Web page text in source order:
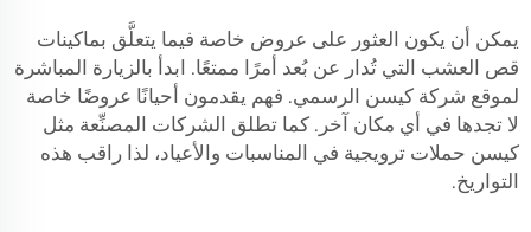
يمكن أن يكون العثور على عروض خاصة فيما يتعلَّق بماكينات
قص العشب التي تُدار عن بُعد أمرًا ممتعًا. ابدأ بالزيارة المباشرة
لموقع شركة كيسن الرسمي. فهم يقدمون أحيانًا عروضًا خاصة
لا تجدها في أي مكان آخر. كما تطلق الشركات المصنِّعة مثل
كيسن حملات ترويجية في المناسبات والأعياد، لذا راقب هذه
التواريخ.